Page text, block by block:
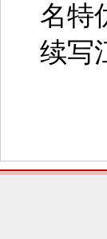
名特
续写